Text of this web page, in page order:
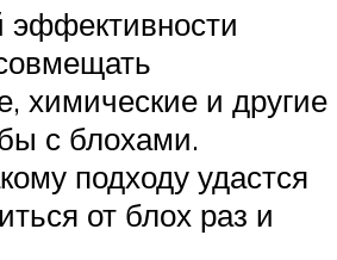
химические и другие
с блохами.
подходу удастся
от блох раз и